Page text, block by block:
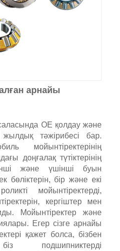
арнайы
OE қолдау және
жылдық тәжірибесі бар.
мойынтіректерінің
доңғалақ түтіктерінің
және үшінші буын
бөліктерін, бір және екі
мойынтіректерді,
кергіштер мен
Мойынтіректер және
Егер сізге арнайы
қажет болса, бізбен
подшипниктерді